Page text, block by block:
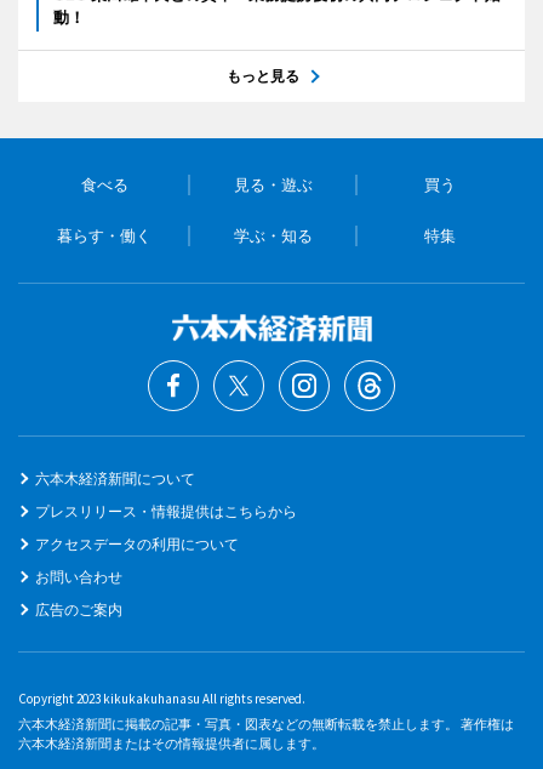
動！
もっと見る
食べる 見る・遊ぶ 買う
暮らす・働く 学ぶ・知る 特集
六本木経済新聞について
プレスリリース・情報提供はこちらから
アクセスデータの利用について
お問い合わせ
広告のご案内
Copyright 2023 kikukakuhanasu All rights reserved.
六本木経済新聞に掲載の記事・写真・図表などの無断転載を禁止します。 著作権は
六本木経済新聞またはその情報提供者に属します。